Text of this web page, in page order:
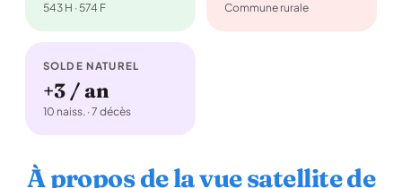
543 H · 574 F Commune rurale
SOLDE NATUREL
+3 / an
10 naiss. · 7 décès
À propos de la vue satellite de